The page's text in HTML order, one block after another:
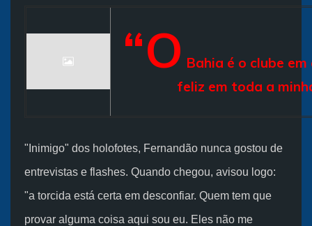
“O Bahia é o clube
feliz em toda a
"Inimigo" dos holofotes, Fernandão nunca gostou de
entrevistas e flashes. Quando chegou, avisou logo:
"a torcida está certa em desconfiar. Quem tem que
provar alguma coisa aqui sou eu. Eles não me